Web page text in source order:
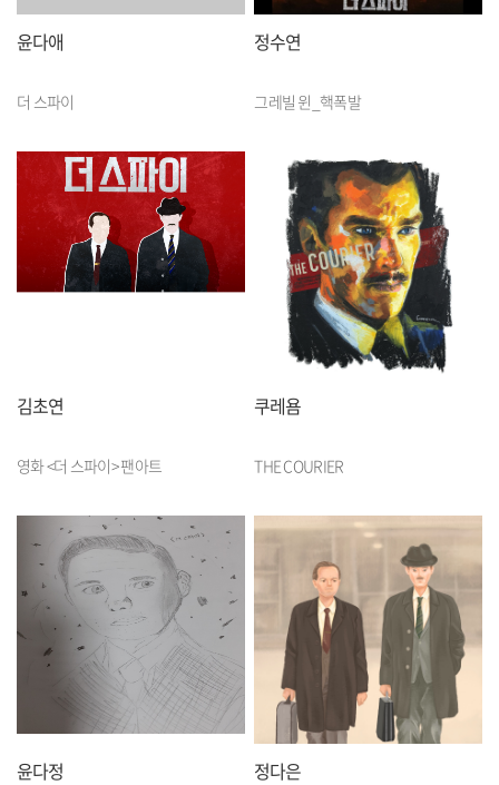
윤다애
더 스파이
정수연
그레빌 윈_핵폭발
김초연
영화 <더 스파이> 팬아트
쿠레욤
THE COURIER
윤다정 정다은